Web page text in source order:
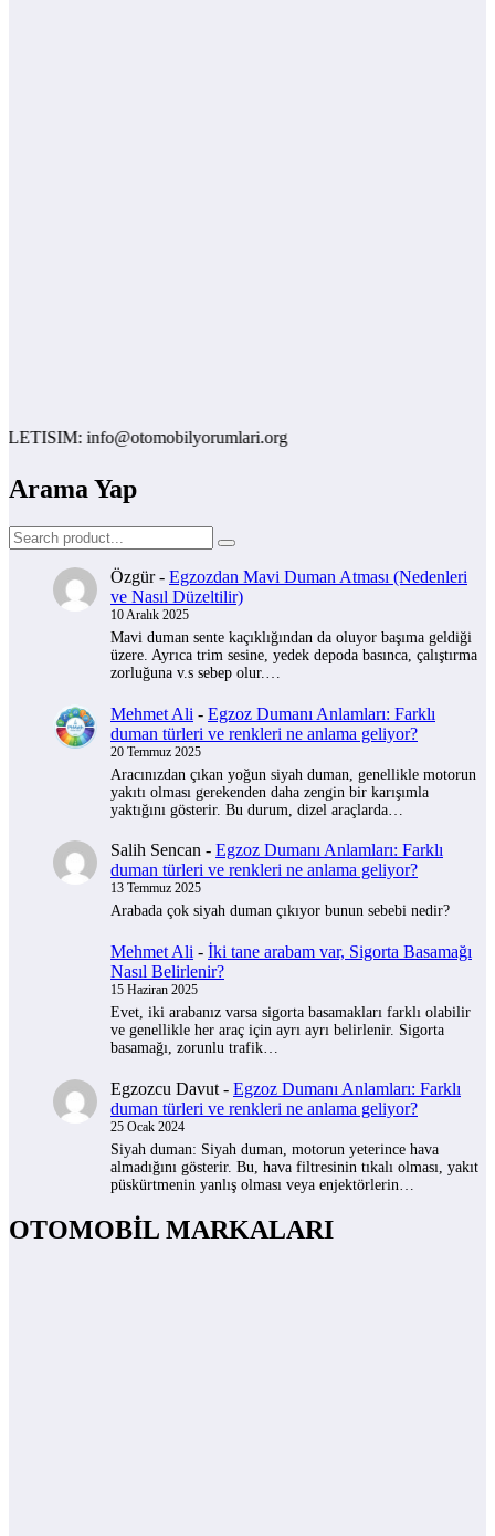
info@otomobilyorumlari.org
Arama Yap
Özgür- Egzozdan Mavi Duman Atması (Nedenleri
ve Nasıl Düzeltilir)
10 Aralık 2025
Mavi duman sente kaçıklığından da oluyor başıma geldiği
üzere. Ayrıca trim sesine, yedek depoda basınca, çalıştırma
zorluğuna v.s sebep olur.…
Mehmet Ali - Egzoz Dumanı Anlamları: Farklı
duman türleri ve renkleri ne anlama geliyor?
20 Temmuz 2025
Aracınızdan çıkan yoğun siyah duman, genellikle motorun
yakıtı olması gerekenden daha zengin bir karışımla
yaktığını gösterir. Bu durum, dizel araçlarda…
Salih Sencan - Egzoz Dumanı Anlamları: Farklı
duman türleri ve renkleri ne anlama geliyor?
13 Temmuz 2025
Arabada çok siyah duman çıkıyor bunun sebebi nedir?
Mehmet Ali - İki tane arabam var, Sigorta Basamağı
Nasıl Belirlenir?
15 Haziran 2025
Evet, iki arabanız varsa sigorta basamakları farklı olabilir
ve genellikle her araç için ayrı ayrı belirlenir. Sigorta
basamağı, zorunlu trafik…
Egzozcu Davut - Egzoz Dumanı Anlamları: Farklı
duman türleri ve renkleri ne anlama geliyor?
25 Ocak 2024
Siyah duman: Siyah duman, motorun yeterince hava
almadığını gösterir. Bu, hava filtresinin tıkalı olması, yakıt
püskürtmenin yanlış olması veya enjektörlerin…
OTOMOBİL MARKALARI